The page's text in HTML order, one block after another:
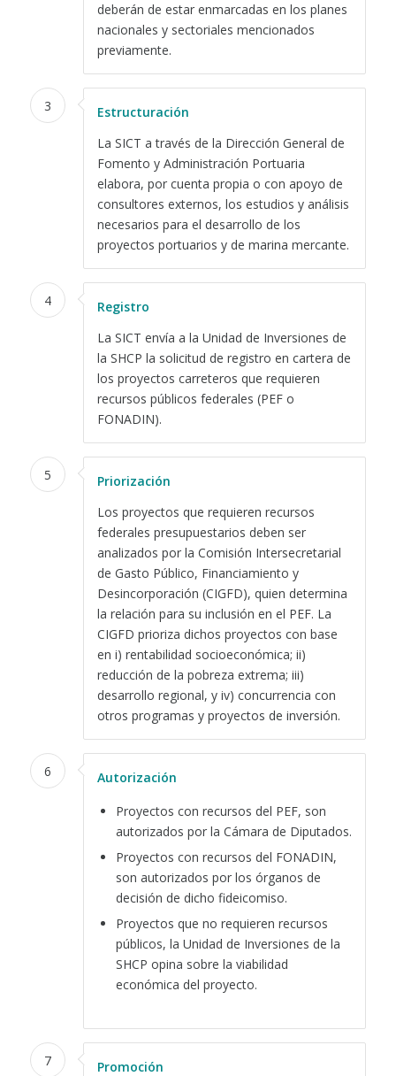
deberán de estar enmarcadas en los planes
nacionales y sectoriales mencionados
previamente.
3
Estructuración
La SICT a través de la Dirección General de
Fomento y Administración Portuaria
elabora, por cuenta propia o con apoyo de
consultores externos, los estudios y análisis
necesarios para el desarrollo de los
proyectos portuarios y de marina mercante.
4
Registro
La SICT envía a la Unidad de Inversiones de
la SHCP la solicitud de registro en cartera de
los proyectos carreteros que requieren
recursos públicos federales (PEF o
FONADIN).
5
Priorización
Los proyectos que requieren recursos
federales presupuestarios deben ser
analizados por la Comisión Intersecretarial
de Gasto Público, Financiamiento y
Desincorporación (CIGFD), quien determina
la relación para su inclusión en el PEF. La
CIGFD prioriza dichos proyectos con base
en i) rentabilidad socioeconómica; ii)
reducción de la pobreza extrema; iii)
desarrollo regional, y iv) concurrencia con
otros programas y proyectos de inversión.
6
Autorización
Proyectos con recursos del PEF, son
autorizados por la Cámara de Diputados.
Proyectos con recursos del FONADIN,
son autorizados por los órganos de
decisión de dicho fideicomiso.
Proyectos que no requieren recursos
públicos, la Unidad de Inversiones de la
SHCP opina sobre la viabilidad
económica del proyecto.
7
Promoción